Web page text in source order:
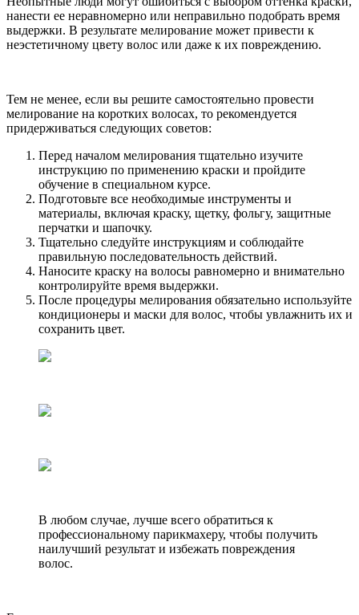
нанести ее неравномерно или неправильно подобрать время
выдержки. В результате мелирование может привести к
неэстетичному цвету волос или даже к их повреждению.
Тем не менее, если вы решите самостоятельно провести
мелирование на коротких волосах, то рекомендуется
придерживаться следующих советов:
Перед началом мелирования тщательно изучите
инструкцию по применению краски и пройдите
обучение в специальном курсе.
Подготовьте все необходимые инструменты и
материалы, включая краску, щетку, фольгу, защитные
перчатки и шапочку.
Тщательно следуйте инструкциям и соблюдайте
правильную последовательность действий.
Наносите краску на волосы равномерно и внимательно
контролируйте время выдержки.
После процедуры мелирования обязательно используйте
кондиционеры и маски для волос, чтобы увлажнить их и
сохранить цвет.
В любом случае, лучше всего обратиться к
профессиональному парикмахеру, чтобы получить
наилучший результат и избежать повреждения
волос.